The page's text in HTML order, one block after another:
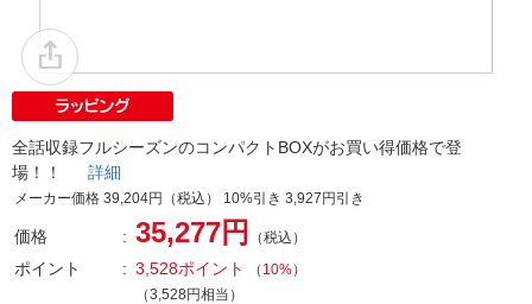
全話収録フルシーズンのコンパクトBOXがお買い得価格で登
場！！ 詳細
メーカー価格 39,204円（税込） 10%引き 3,927円引き
価格 35,277円 （税込）
ポイント 3,528ポイント （ 10%）
（3,528円相当）